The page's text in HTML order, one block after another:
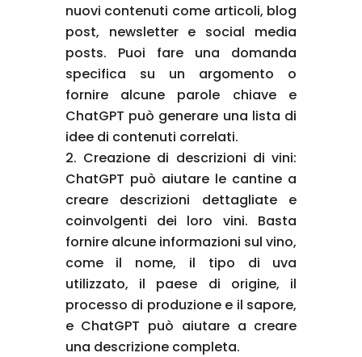
nuovi contenuti come articoli, blog
post, newsletter e social media
posts. Puoi fare una domanda
specifica su un argomento o
fornire alcune parole chiave e
ChatGPT può generare una lista di
idee di contenuti correlati.
Creazione di descrizioni di vini:
ChatGPT può aiutare le cantine a
creare descrizioni dettagliate e
coinvolgenti dei loro vini. Basta
fornire alcune informazioni sul vino,
come il nome, il tipo di uva
utilizzato, il paese di origine, il
processo di produzione e il sapore,
e ChatGPT può aiutare a creare
una descrizione completa.